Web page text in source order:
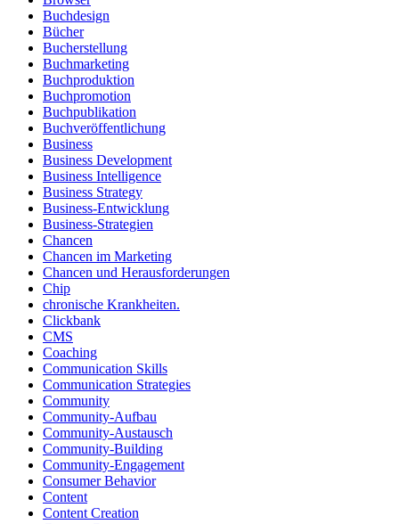
Buchdesign
Bücher
Bucherstellung
Buchmarketing
Buchproduktion
Buchpromotion
Buchpublikation
Buchveröffentlichung
Business
Business Development
Business Intelligence
Business Strategy
Business-Entwicklung
Business-Strategien
Chancen
Chancen im Marketing
Chancen und Herausforderungen
Chip
chronische Krankheiten.
Clickbank
CMS
Coaching
Communication Skills
Communication Strategies
Community
Community-Aufbau
Community-Austausch
Community-Building
Community-Engagement
Consumer Behavior
Content
Content Creation